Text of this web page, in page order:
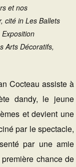
et nos
cité in Les Ballets
Arts Décoratifs,
Cocteau assiste à
dandy, le jeune
et devient une
par le spectacle,
par une amie
chance de